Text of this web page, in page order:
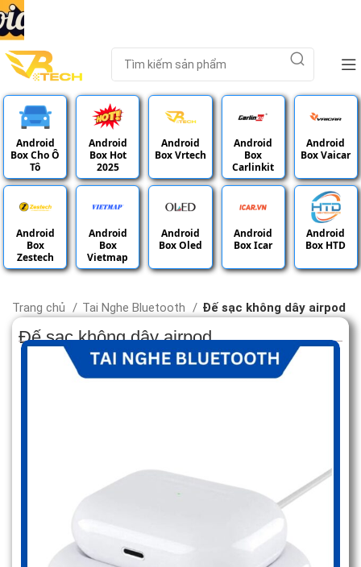
Android
Box Cho Ô
Tô
Android
Box Hot
2025
Android
Box Vrtech
Android
Box
Carlinkit
Android
Box Vaicar
Android
Box
Zestech
Android
Box
Vietmap
Android
Box Oled
Android
Box Icar
Android
Box HTD
Trang chủ Tai Nghe Bluetooth Đế sạc không dây airpod
Đế sạc không dây airpod